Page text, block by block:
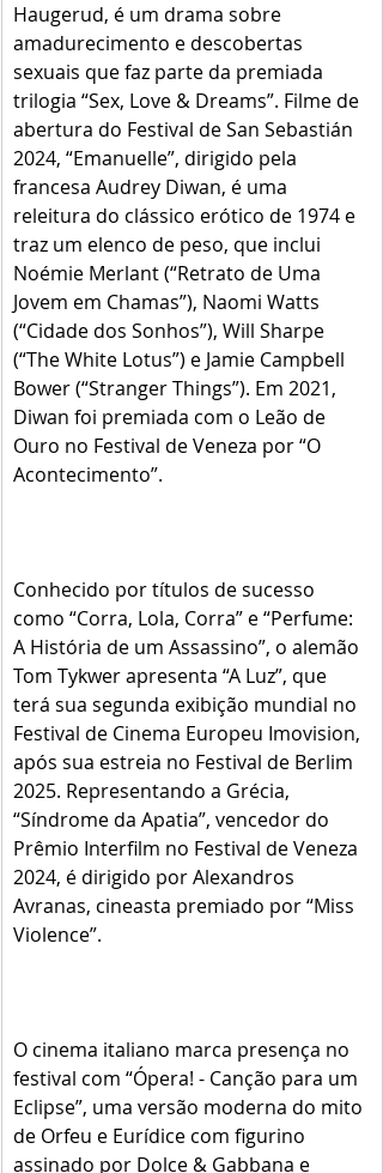
Haugerud, é um drama sobre
amadurecimento e descobertas
sexuais que faz parte da premiada
trilogia “Sex, Love & Dreams”. Filme de
abertura do Festival de San Sebastián
2024, “Emanuelle”, dirigido pela
francesa Audrey Diwan, é uma
releitura do clássico erótico de 1974 e
traz um elenco de peso, que inclui
Noémie Merlant (“Retrato de Uma
Jovem em Chamas”), Naomi Watts
(“Cidade dos Sonhos”), Will Sharpe
(“The White Lotus”) e Jamie Campbell
Bower (“Stranger Things”). Em 2021,
Diwan foi premiada com o Leão de
Ouro no Festival de Veneza por “O
Acontecimento”.
Conhecido por títulos de sucesso
como “Corra, Lola, Corra” e “Perfume:
A História de um Assassino”, o alemão
Tom Tykwer apresenta “A Luz”, que
terá sua segunda exibição mundial no
Festival de Cinema Europeu Imovision,
após sua estreia no Festival de Berlim
2025. Representando a Grécia,
“Síndrome da Apatia”, vencedor do
Prêmio Interfilm no Festival de Veneza
2024, é dirigido por Alexandros
Avranas, cineasta premiado por “Miss
Violence”.
O cinema italiano marca presença no
festival com “Ópera! - Canção para um
Eclipse”, uma versão moderna do mito
de Orfeu e Eurídice com figurino
assinado por Dolce & Gabbana e